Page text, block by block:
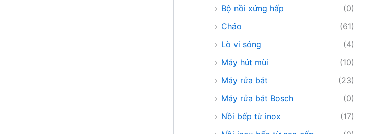
Bộ nồi xửng hấp
(0)
Chảo
(61)
Lò vi sóng
(4)
Máy hút mùi
(10)
Máy rửa bát
(23)
Máy rửa bát Bosch
(0)
Nồi bếp từ inox
(17)